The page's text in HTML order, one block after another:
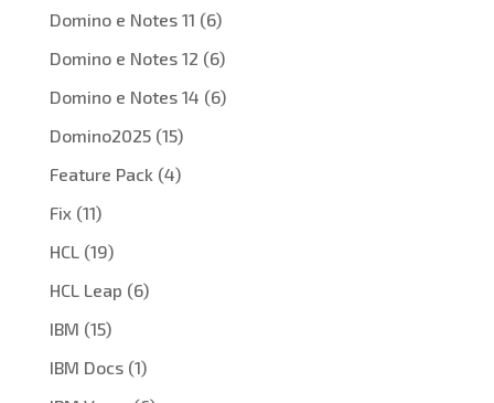
Domino e Notes 11 (6)
Domino e Notes 12 (6)
Domino e Notes 14 (6)
Domino2025(15)
Feature Pack (4)
Fix(11)
HCL(19)
HCL Leap (6)
IBM (15)
IBM Docs(1)